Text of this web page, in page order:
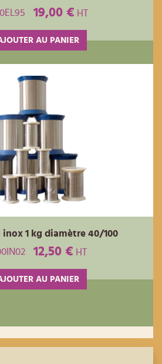
19,00 € HT
AU PANIER
inox 1 kg diamètre 40/100
12,50 € HT
AU PANIER